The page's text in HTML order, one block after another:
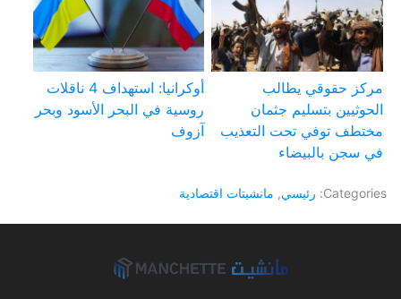
مركز حقوقي يطالب
الحوثيين بتسليم جثمان
مختطف توفي تحت التعذيب
في سجن بالبيضاء
أوكرانيا: استهداف 4 ناقلات
روسية في البحر الأسود وبحر
آزوف
Categories: رئيسي, مانشيتات اقتصادية